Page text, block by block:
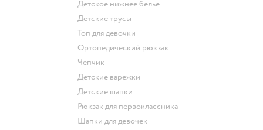
Детское нижнее белье
Детские трусы
Топ для девочки
Ортопедический рюкзак
Чепчик
Детские варежки
Детские шапки
Рюкзак для первоклассника
Шапки для девочек